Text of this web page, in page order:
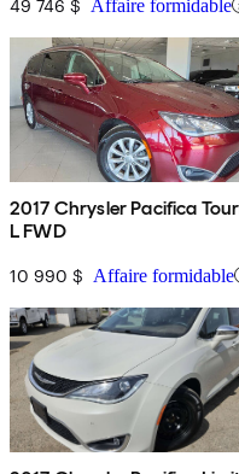
49 746 $ Affaire formidable
2017 Chrysler Pacifica
L FWD
10 990 $ Affaire formidable